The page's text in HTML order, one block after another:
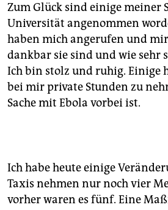
Zum Glück sind einige meiner
Universität angenommen
haben mich angerufen und
dankbar sie sind und wie sehr
Ich bin stolz und ruhig. Einige
bei mir private Stunden zu
Sache mit Ebola vorbei ist.
Ich habe heute einige
Taxis nehmen nur noch vier
vorher waren es fünf. Eine